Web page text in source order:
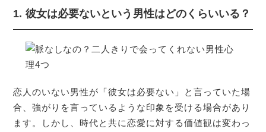
1. 彼女は必要ないという男性はどのくらいいる？
恋人のいない男性が「彼女は必要ない」と言っていた場
合、強がりを言っているような印象を受ける場合があり
ます。しかし、時代と共に恋愛に対する価値観は変わっ